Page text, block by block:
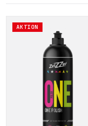
AKTION
Dieses
Produkt